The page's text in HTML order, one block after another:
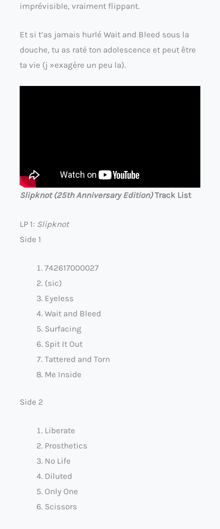
imprévisible, vraiment flippant.
Et si t’as jamais hurlé Wait and Bleed sous la
douche, tu as raté ton adolescence et peut être
ta vie (j »exagère un peu la).
Slipknot (25th Anniversary Edition)Track List
LP 1: Slipknot
Side 1
742617000027
(sic)
Eyeless
Wait and Bleed
Surfacing
Spit It Out
Tattered and Torn
Me Inside
Side 2
Liberate
Prosthetics
No Life
Diluted
Only One
Scissors